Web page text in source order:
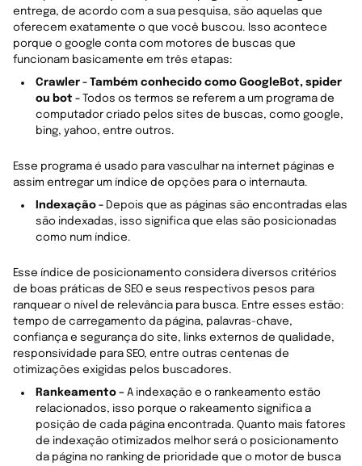
entrega, de acordo com a sua pesquisa, são aquelas que
oferecem exatamente o que você buscou. Isso acontece
porque o google conta com motores de buscas que
funcionam basicamente em três etapas:
Crawler - Também conhecido como GoogleBot, spider
ou bot - Todos os termos se referem a um programa de
computador criado pelos sites de buscas, como google,
bing, yahoo, entre outros.
Esse programa é usado para vasculhar na internet páginas e
assim entregar um índice de opções para o internauta.
Indexação - Depois que as páginas são encontradas elas
são indexadas, isso significa que elas são posicionadas
como num índice.
Esse índice de posicionamento considera diversos critérios
de boas práticas de SEO e seus respectivos pesos para
ranquear o nível de relevância para busca. Entre esses estão:
tempo de carregamento da página, palavras-chave,
confiança e segurança do site, links externos de qualidade,
responsividade para SEO, entre outras centenas de
otimizações exigidas pelos buscadores.
Rankeamento – A indexação e o rankeamento estão
relacionados, isso porque o rakeamento significa a
posição de cada página encontrada. Quanto mais fatores
de indexação otimizados melhor será o posicionamento
da página no ranking de prioridade que o motor de busca